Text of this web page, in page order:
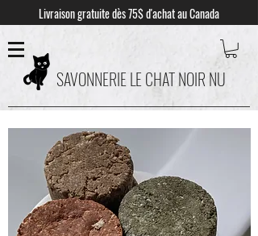
Livraison gratuite dès 75$ d'achat au Canada
SAVONNERIE LE CHAT NOIR NU